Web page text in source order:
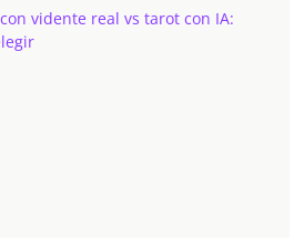
vidente real vs tarot con IA: